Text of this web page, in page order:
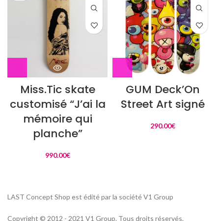
Miss.Tic skate
customisé “J’ai la
mémoire qui
planche”
990.00€
GUM Deck’On
Street Art signé
290.00€
LAST Concept Shop est édité par la société V1 Group
Copyright © 2012 - 2021 V1 Group. Tous droits réservés.